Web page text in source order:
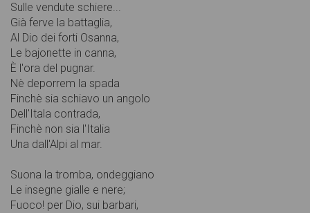
Sulle vendute schiere...
Già ferve la battaglia,
Al Dio dei forti Osanna,
Le bajonette in canna,
È l'ora del pugnar.
Nè deporrem la spada
Finchè sia schiavo un angolo
Dell'Itala contrada,
Finchè non sia l'Italia
Una dall'Alpi al mar.
Suona la tromba, ondeggiano
Le insegne gialle e nere;
Fuoco! per Dio, sui barbari,